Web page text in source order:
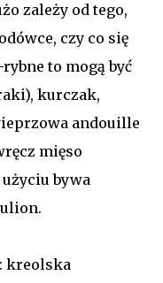
zależy od tego,
czy co się
to mogą być
kurczak,
andouille
mięso
bywa
kreolska